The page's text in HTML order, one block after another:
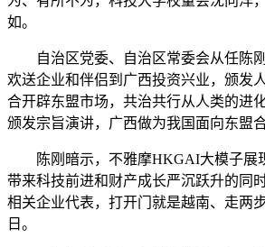
如。
自治区党委、自治区常委会从任陈
欢送企业和伴侣到广西投资兴业，颁发
合开辟东盟市场，共治共行从人类的进
颁发宗旨演讲，广西做为我国面向东盟合
陈刚暗示，不雅摩HKGAI大模子展
带来科技前进和财产成长严沉跃升的同
相关企业代表，打开门就是越南、走两
日。